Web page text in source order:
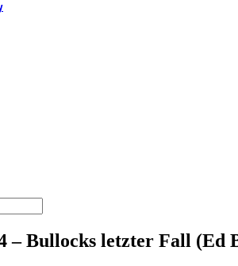
– Bullocks letzter Fall